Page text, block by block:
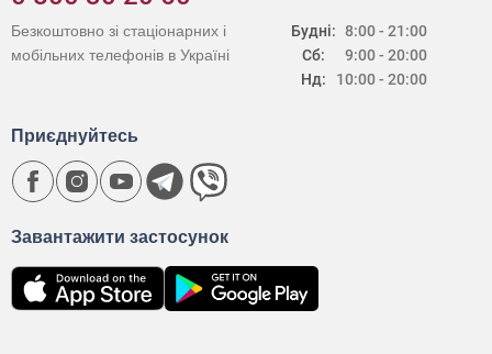
Будні:
Сб:
Нд:
8:00 - 21:00
9:00 - 20:00
10:00 - 20:00
Безкоштовно зі стаціонарних і
мобільних телефонів в Україні
Завантажити застосунок
Приєднуйтесь